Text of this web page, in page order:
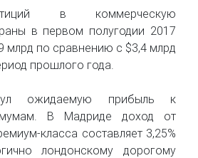
в коммерческую
в первом полугодии 2017
млрд по сравнению с $3,4 млрд
прошлого года.
ожидаемую прибыль к
В Мадриде доход от
класса составляет 3,25%
лондонскому дорогому